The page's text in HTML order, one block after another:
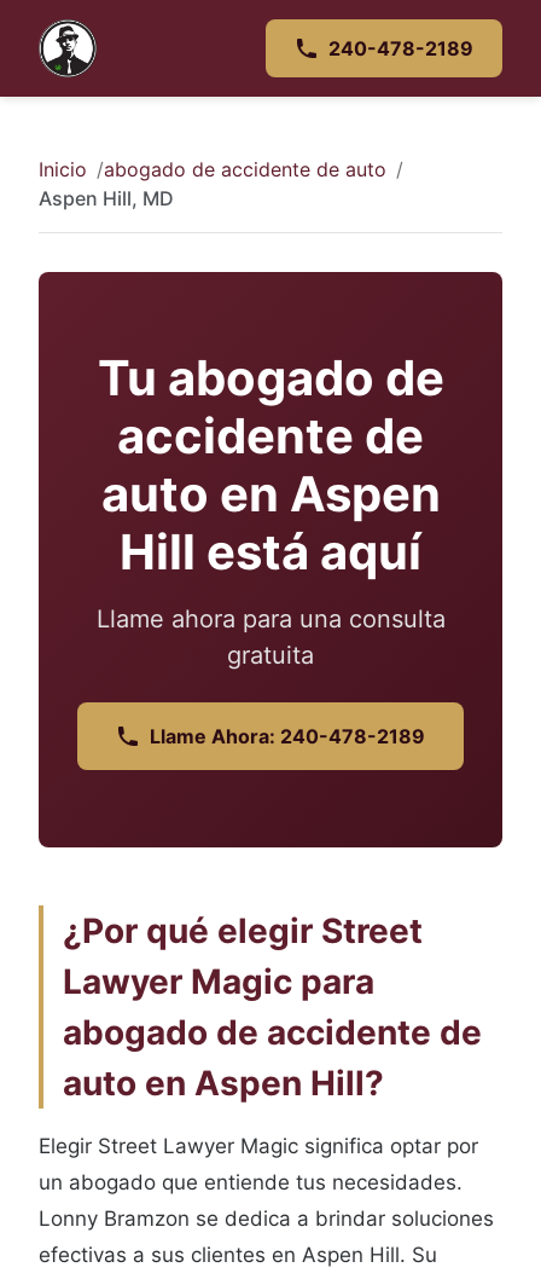
240-478-2189
Inicio
abogado de accidente de auto
Aspen Hill, MD
Tu abogado de
accidente de
auto en Aspen
Hill está aquí
Llame ahora para una consulta
gratuita
Llame Ahora: 240-478-2189
¿Por qué elegir Street
Lawyer Magic para
abogado de accidente de
auto en Aspen Hill?
Elegir Street Lawyer Magic significa optar por
un abogado que entiende tus necesidades.
Lonny Bramzon se dedica a brindar soluciones
efectivas a sus clientes en Aspen Hill. Su